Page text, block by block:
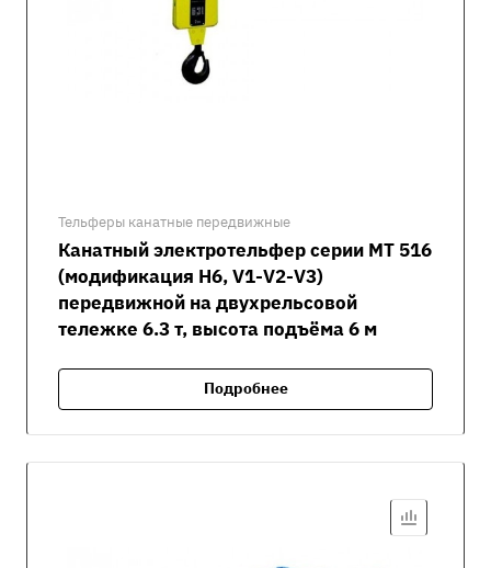
Тельферы канатные передвижные
Канатный электротельфер серии MT 516
(модификация H6, V1-V2-V3)
передвижной на двухрельсовой
тележке 6.3 т, высота подъёма 6 м
Подробнее